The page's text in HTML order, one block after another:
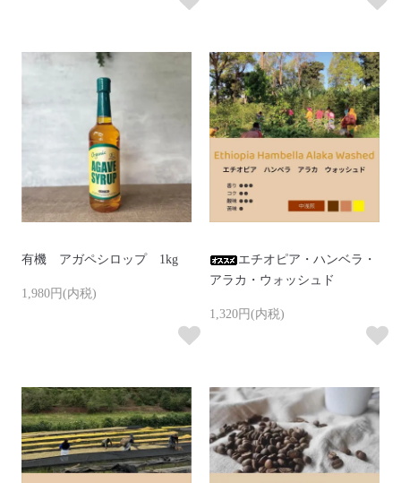
有機 アガペシロップ 1kg
1,980円(内税)
エチオピア・ハンベラ・
アラカ・ウォッシュド
1,320円(内税)